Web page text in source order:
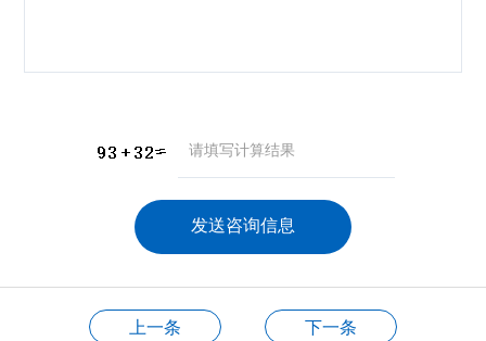
上一条 下一条